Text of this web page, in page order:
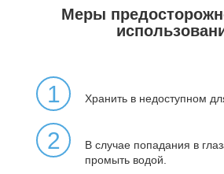
Меры
1 Хранить в недоступном
2
В случае попадания в
промыть водой.